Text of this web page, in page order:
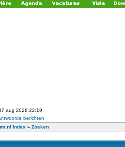
aug 2026 22:19
berichten
Index » Zoeken